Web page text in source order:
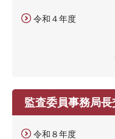
令和４年度
監査委員事務局
令和８年度